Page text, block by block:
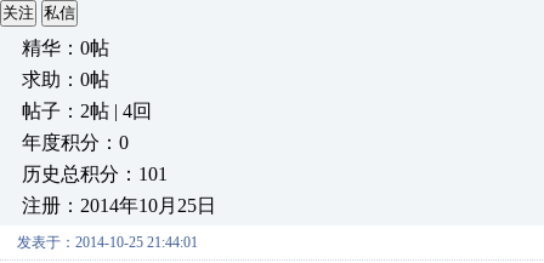
关注 私信
精华：0帖
求助：0帖
帖子：2帖 | 4回
年度积分：0
历史总积分：101
注册：2014年10月25日
发表于：2014-10-25 21:44:01